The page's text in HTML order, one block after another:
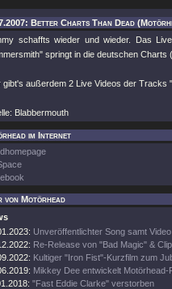
Better Charts Than Dead
schaffts wieder und wieder. Das
springt in die deutschen Charts
gibt's außerdem 2 Live Videos der
Blabbermouth
im Internet
von Motörhead
Unveröffentlichter Song samt
Re-Release von "Bad Magic" & Clip
Kultiger "Iron Fist"-Kurzfilm zum
Mikkey Dee entwickelt Motörhead-
"Fast Eddie Clarke" verstorben